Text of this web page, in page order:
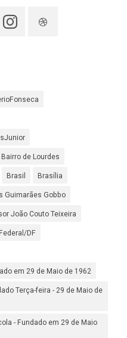
Bairro de Lourdes
Brasil Brasília
Guimarães Gobbo
João Couto Teixeira
DF
em 29 de Maio de 1962
Terça-feira - 29 de Maio de
- Fundado em 29 de Maio